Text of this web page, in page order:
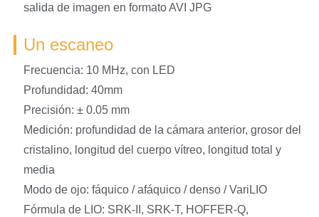
salida de imagen en formato AVI JPG
Un escaneo
Frecuencia: 10 MHz, con LED
Profundidad: 40mm
Precisión: ± 0.05 mm
Medición: profundidad de la cámara anterior, grosor del
cristalino, longitud del cuerpo vítreo, longitud total y
media
Modo de ojo: fáquico / afáquico / denso / VariLIO
Fórmula de LIO: SRK-II, SRK-T, HOFFER-Q,